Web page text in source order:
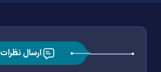
ارسال نظرات